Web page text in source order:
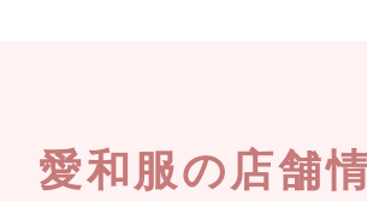
愛和服の店舗